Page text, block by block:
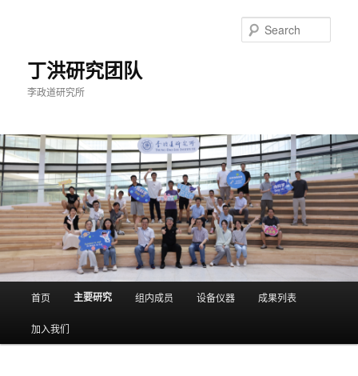
content丁洪研究团队
李政道研究所
首页 主要研究 组内成员 设备仪器 成果列表
加入我们